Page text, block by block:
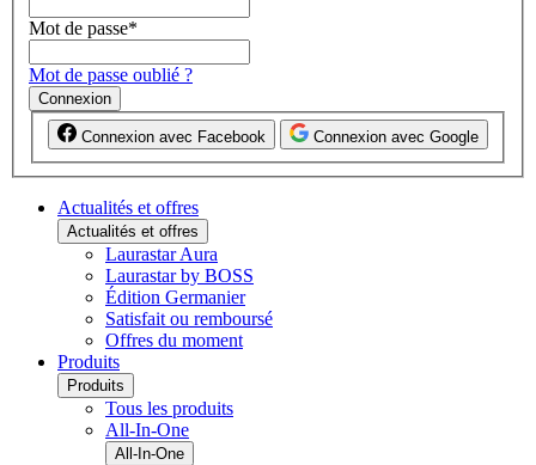
Mot de passe*
Mot de passe oublié ?
Connexion
Connexion avec Facebook Connexion avec Google
Actualités et offres
Actualités et offres
Laurastar Aura
Laurastar by BOSS
Édition Germanier
Satisfait ou remboursé
Offres du moment
Produits
Produits
Tous les produits
All-In-One
All-In-One